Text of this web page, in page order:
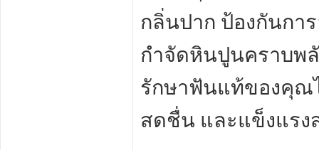
กลิ่นปาก ป้องกันกา
กำจัดหินปูนคราบพ
รักษาฟันแท้ของคุณ
สดชื่น และแข็งแร